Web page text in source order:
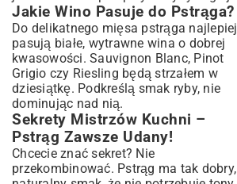
Jakie Wino Pasuje do Pstrąga?
Do delikatnego mięsa pstrąga najlepiej
pasują białe, wytrawne wina o dobrej
kwasowości. Sauvignon Blanc, Pinot
Grigio czy Riesling będą strzałem w
dziesiątkę. Podkreślą smak ryby, nie
dominując nad nią.
Sekrety Mistrzów Kuchni –
Pstrąg Zawsze Udany!
Chcecie znać sekret? Nie
przekombinować. Pstrąg ma tak dobry,